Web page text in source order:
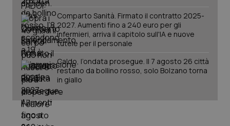
Comparto Sanità. Firmato il contratto 2025-
2027. Aumenti fino a 240 euro per gli
infermieri, arriva il capitolo sull'IA e nuove
tutele per il personale
Caldo, l’ondata prosegue. Il 7 agosto 26 città
restano da bollino rosso, solo Bolzano torna
in giallo
PHPSESSID